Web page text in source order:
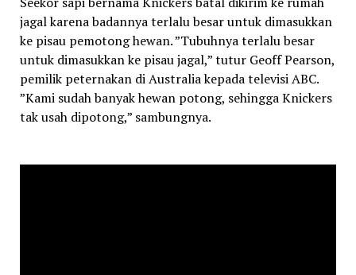
jagal karena badannya terlalu besar untuk dimasukkan
ke pisau pemotong hewan. ”Tubuhnya terlalu besar
untuk dimasukkan ke pisau jagal,” tutur Geoff Pearson,
pemilik peternakan di Australia kepada televisi ABC.
”Kami sudah banyak hewan potong, sehingga Knickers
tak usah dipotong,” sambungnya.